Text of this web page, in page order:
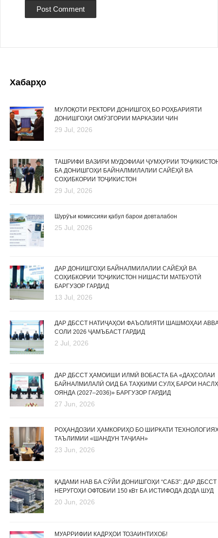
Хабарҳо
МУЛОҚОТИ РЕКТОРИ ДОНИШГОҲ БО РОҲБАРИЯТИ
ДОНИШГОҲИ ОМӮЗГОРИИ МАРКАЗИИ ЧИН
29 Jul, 2026
ТАШРИФИ ВАЗИРИ МУДОФИАИ ҶУМҲУРИИ
БА ДОНИШГОҲИ БАЙНАЛМИЛАЛИИ САЙЁҲӢ ВА
СОҲИБКОРИИ ТОҶИКИСТОН
29 Jul, 2026
Шурӯъи комиссияи қабул барои довталабон
25 Jul, 2026
ДАР ДОНИШГОҲИ БАЙНАЛМИЛАЛИИ САЙЁҲӢ ВА
СОҲИБКОРИИ ТОҶИКИСТОН НИШАСТИ МАТБУОТӢ
БАРГУЗОР ГАРДИД
13 Jul, 2026
ДАР ДБССТ НАТИҶАҲОИ ФАЪОЛИЯТИ ШАШМОҲАИ
СОЛИ 2026 ҶАМЪБАСТ ГАРДИД
2 Jul, 2026
ДАР ДБССТ ҲАМОИШИ ИЛМӢ ВОБАСТА БА «ДАҲСОЛАИ
БАЙНАЛМИЛАЛӢ ОИД БА ТАҲКИМИ СУЛҲ БАРОИ
ОЯНДА (2027–2036)» БАРГУЗОР ГАРДИД
27 Jun, 2026
РОҲАНДОЗИИ ҲАМКОРИҲО БО ШИРКАТИ
ТАЪЛИМИИ «ШАНДУН ТАҶИАН»
23 Jun, 2026
ҚАДАМИ НАВ БА СӮЙИ ДОНИШГОҲИ “САБЗ”: ДАР ДБССТ
НЕРУГОҲИ ОФТОБИИ 150 кВт БА ИСТИФОДА ДОДА ШУД
20 Jun, 2026
МУАРРИФИИ КАДРҲОИ ТОЗАИНТИХОБ!